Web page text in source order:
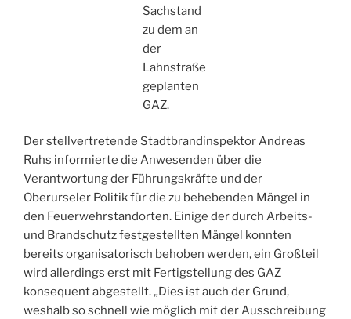
Sachstand
zu dem an
der
Lahnstraße
geplanten
GAZ.
Der stellvertretende Stadtbrandinspektor Andreas
Ruhs informierte die Anwesenden über die
Verantwortung der Führungskräfte und der
Oberurseler Politik für die zu behebenden Mängel in
den Feuerwehrstandorten. Einige der durch Arbeits-
und Brandschutz festgestellten Mängel konnten
bereits organisatorisch behoben werden, ein Großteil
wird allerdings erst mit Fertigstellung des GAZ
konsequent abgestellt. „Dies ist auch der Grund,
weshalb so schnell wie möglich mit der Ausschreibung